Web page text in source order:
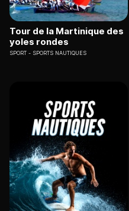
Tour de la Martinique des
yoles rondes
SPORT SPORTS NAUTIQUES